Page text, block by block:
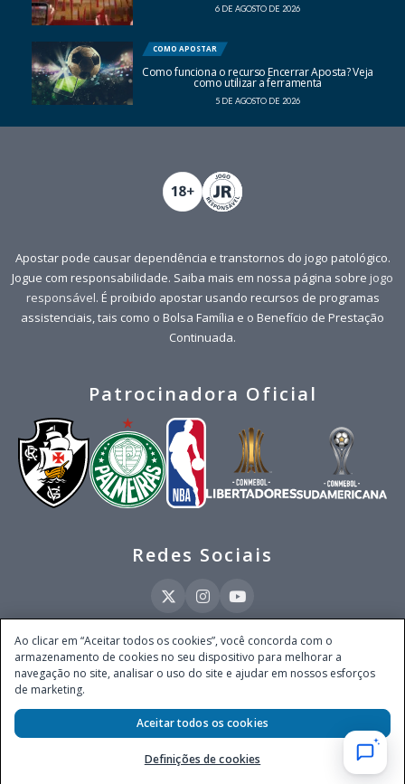
6 DE AGOSTO DE 2026
COMO APOSTAR
Como funciona o recurso Encerrar Aposta? Veja
como utilizar a ferramenta
5 DE AGOSTO DE 2026
Apostar pode causar dependência e transtornos do jogo patológico.
Jogue com responsabilidade. Saiba mais em nossa página sobre jogo
responsável. É proibido apostar usando recursos de programas
assistenciais, tais como o Bolsa Família e o Benefício de Prestação
Continuada.
Patrocinadora Oficial
Redes Sociais
Este site é operado pela Ventmear Brasil LTDA (CNPJ 52.868.380/0001-84), com
endereço na Avenida Brigadeiro Faria Lima, nº 4.055, 3º andar, Itaim Bibi, no
Município de São Paulo, Estado de São Paulo, CEP 04538-133, Brasil - empresa
autorizada a operar apostas de quota fixa em todo território nacional pela
Secretaria de Prêmios e Apostas do Ministério da Fazenda, conforme Portaria nº
247, de 07.02.2025, publicada no DOU em 11.2.2025.
Ao clicar em “Aceitar todos os cookies”, você concorda com o
armazenamento de cookies no seu dispositivo para melhorar a
navegação no site, analisar o uso do site e ajudar em nossos esforços
de marketing.
Definições de cookies
Aceitar todos os cookies